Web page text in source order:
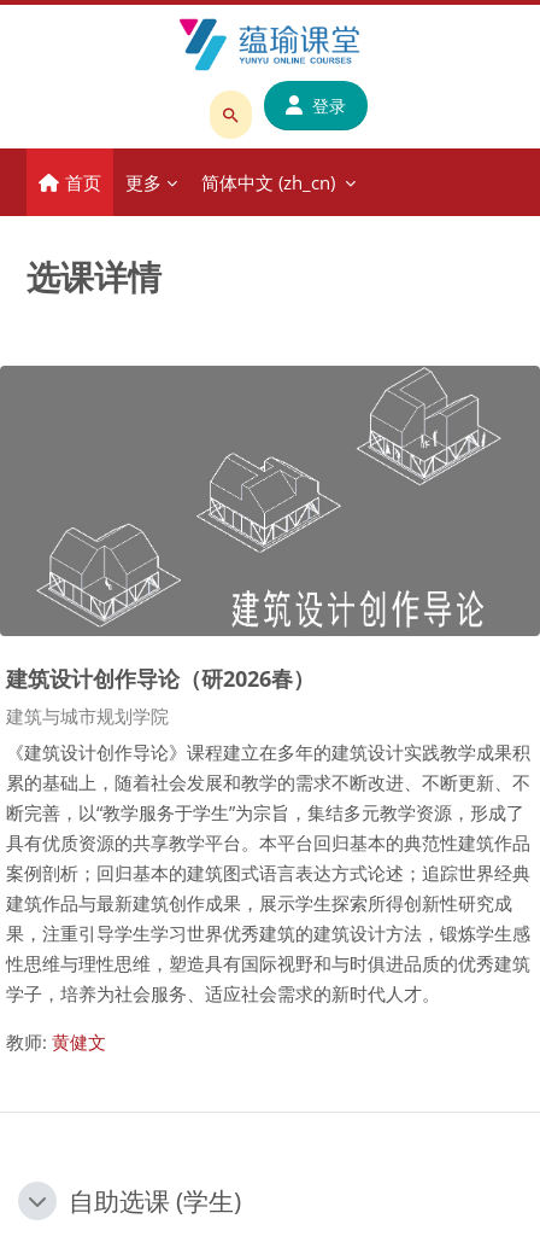
搜
课
程
称
登录
首页 更多 简体中文 ‎(zh_cn)‎
选课详情
建筑设计创作导论（研2026春）
课程类别
建筑与城市规划学院
《建筑设计创作导论》课程建立在多年的建筑设计实践教学成果积
累的基础上，随着社会发展和教学的需求不断改进、不断更新、不
断完善，以“教学服务于学生”为宗旨，集结多元教学资源，形成了
具有优质资源的共享教学平台。本平台回归基本的典范性建筑作品
案例剖析；回归基本的建筑图式语言表达方式论述；追踪世界经典
建筑作品与最新建筑创作成果，展示学生探索所得创新性研究成
果，注重引导学生学习世界优秀建筑的建筑设计方法，锻炼学生感
性思维与理性思维，塑造具有国际视野和与时俱进品质的优秀建筑
学子，培养为社会服务、适应社会需求的新时代人才。
教师: 黄健文
自助选课 (学生)
自助选课 (学生)
自助选课 (学生)